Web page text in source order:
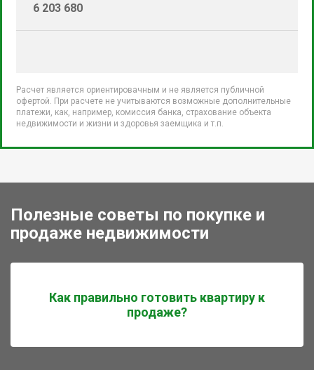
6 203 680
Расчет является ориентировачным и не является публичной
офертой. При расчете не учитываются возможные дополнительные
платежи, как, например, комиссия банка, страхование объекта
недвижимости и жизни и здоровья заемщика и т.п.
Полезные советы по покупке и
продаже недвижимости
Как правильно готовить квартиру к
продаже?